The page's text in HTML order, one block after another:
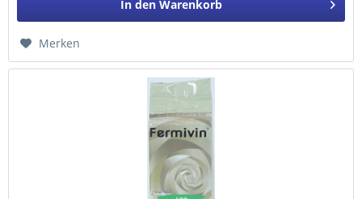
In den Warenkorb
Merken